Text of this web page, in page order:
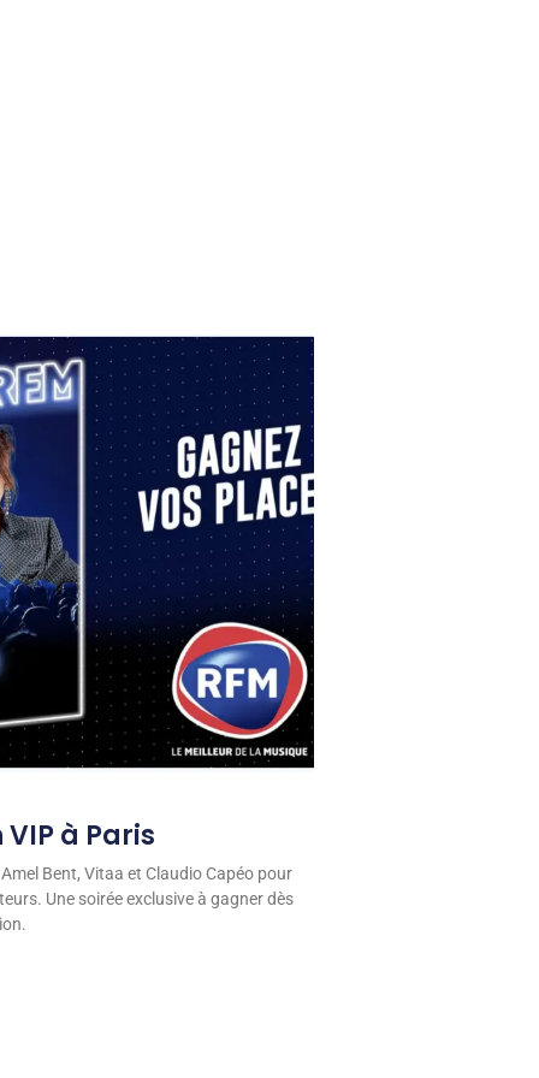
VIP à Paris
Bent, Vitaa et Claudio Capéo pour
Une soirée exclusive à gagner dès